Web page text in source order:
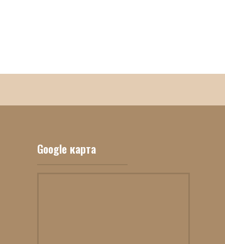
Google карта